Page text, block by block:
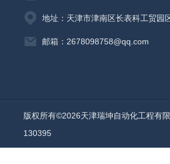
地址：天津市津南区长表科工贸园
邮箱：2678098758@qq.com
版权所有©2026天津瑞坤自动化工程
130395